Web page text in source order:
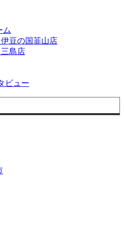
ム
豆の国韮山店
島店
ビュー